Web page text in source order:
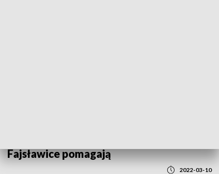
Fajsławice pomagają
2022-03-10